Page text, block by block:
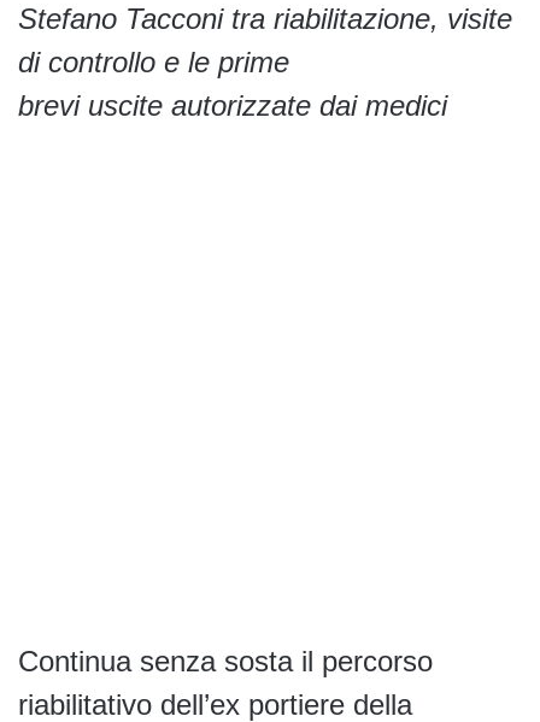
Stefano Tacconi tra riabilitazione, visite
di controllo e le prime
brevi uscite autorizzate dai medici
Continua senza sosta il percorso
riabilitativo dell’ex portiere della